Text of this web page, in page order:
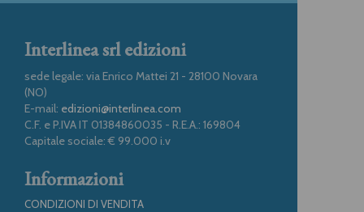
Interlinea srl edizioni
sede legale: via Enrico Mattei 21 - 28100 Novara
(NO)
E-mail: edizioni@interlinea.com
C.F. e P.IVA IT 01384860035 - R.E.A.: 169804
Capitale sociale: € 99.000 i.v
Informazioni
CONDIZIONI DI VENDITA